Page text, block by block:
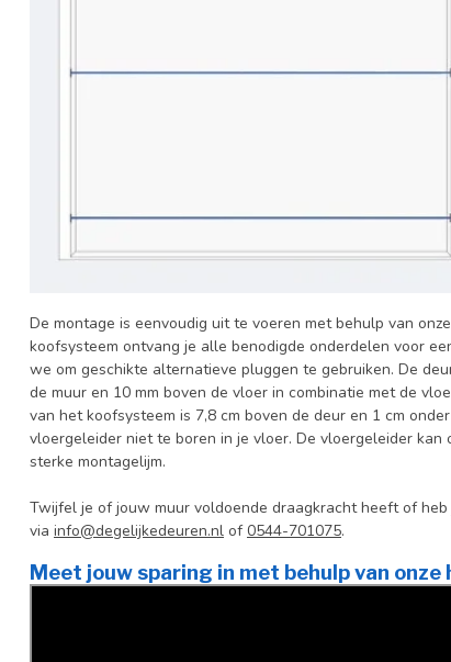
De montage is eenvoudig uit te voeren met behulp van onze
koofsysteem ontvang je alle benodigde onderdelen voor
we om geschikte alternatieve pluggen te gebruiken. De
de muur en 10 mm boven de vloer in combinatie met de
van het koofsysteem is 7,8 cm boven de deur en 1 cm
vloergeleider niet te boren in je vloer. De vloergeleider
sterke montagelijm.
Twijfel je of jouw muur voldoende draagkracht heeft of
via info@degelijkedeuren.nl of0544-701075.
Meet jouw sparing in met behulp van onze